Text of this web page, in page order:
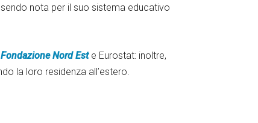
nota per il suo sistema educativo
Fondazione Nord Este Eurostat: inoltre,
la loro residenza all’estero.